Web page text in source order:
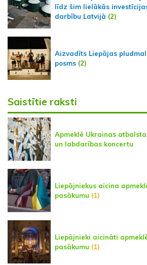
līdz šim lielākās
darbību Latvijā (2)
Aizvadīts Liepājas
posms (2)
Saistītie raksti
Apmeklē Ukrainas
un labdarības koncertu
Liepājniekus aicina
pasākumu (1)
Liepājnieki aicināti
pasākumu (1)